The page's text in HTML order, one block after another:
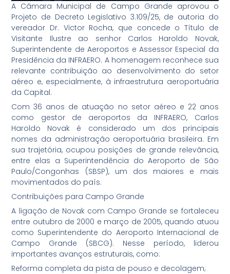
A Câmara Municipal de Campo Grande aprovou o
Projeto de Decreto Legislativo 3.109/25, de autoria do
vereador Dr. Victor Rocha, que concede o Título de
Visitante Ilustre ao senhor Carlos Haroldo Novak,
Superintendente de Aeroportos e Assessor Especial da
Presidência da INFRAERO. A homenagem reconhece sua
relevante contribuição ao desenvolvimento do setor
aéreo e, especialmente, à infraestrutura aeroportuária
da Capital.
Com 36 anos de atuação no setor aéreo e 22 anos
como gestor de aeroportos da INFRAERO, Carlos
Haroldo Novak é considerado um dos principais
nomes da administração aeroportuária brasileira. Em
sua trajetória, ocupou posições de grande relevância,
entre elas a Superintendência do Aeroporto de São
Paulo/Congonhas (SBSP), um dos maiores e mais
movimentados do país.
Contribuições para Campo Grande
A ligação de Novak com Campo Grande se fortaleceu
entre outubro de 2000 e março de 2005, quando atuou
como Superintendente do Aeroporto Internacional de
Campo Grande (SBCG). Nesse período, liderou
importantes avanços estruturais, como:
Reforma completa da pista de pouso e decolagem;